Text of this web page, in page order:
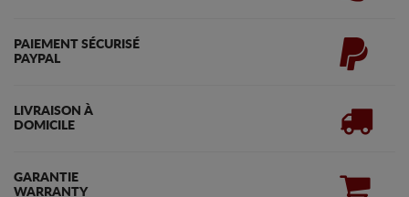
PAIEMENT SÉCURISÉ
PAYPAL
LIVRAISON À
DOMICILE
GARANTIE
WARRANTY